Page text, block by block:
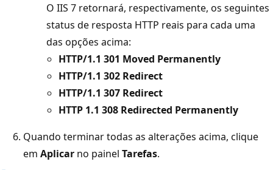
O IIS 7 retornará, respectivamente, os seguintes
status de resposta HTTP reais para cada uma
das opções acima:
HTTP/1.1 301 Moved Permanently
HTTP/1.1 302 Redirect
HTTP/1.1 307 Redirect
HTTP 1.1 308 Redirected Permanently
Quando terminar todas as alterações acima, clique
em Aplicar no painel Tarefas.